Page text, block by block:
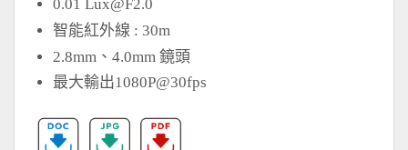
0.01Lux@F2.0
智能紅外線 : 30m
2.8mm、4.0mm 鏡頭
最大輸出1080P@30fps